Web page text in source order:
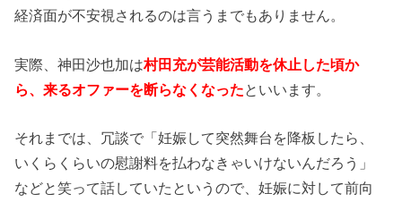
経済面が不安視されるのは言うまでもありません。
実際、神田沙也加は村田充が芸能活動を休止した頃か
ら、来るオファーを断らなくなったといいます。
それまでは、冗談で「妊娠して突然舞台を降板したら、
いくらくらいの慰謝料を払わなきゃいけないんだろう」
などと笑って話していたというので、妊娠に対して前向